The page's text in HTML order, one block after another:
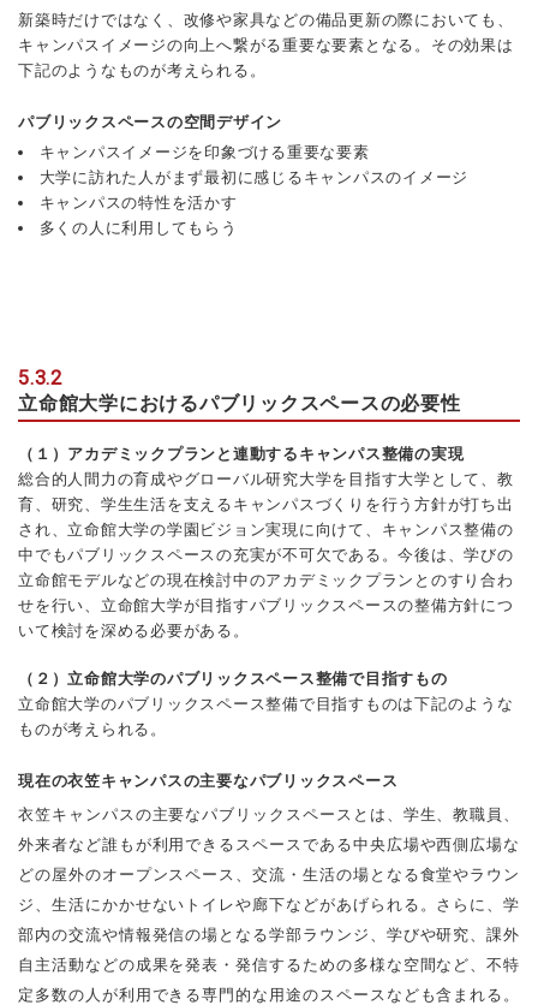
新築時だけではなく、改修や家具などの備品更新の際においても、
キャンパスイメージの向上へ繋がる重要な要素となる。その効果は
下記のようなものが考えられる。
パブリックスペースの空間デザイン
キャンパスイメージを印象づける重要な要素
大学に訪れた人がまず最初に感じるキャンパスのイメージ
キャンパスの特性を活かす
多くの人に利用してもらう
5.3.2
立命館大学におけるパブリックスペースの必要性
（１）アカデミックプランと連動するキャンパス整備の実現
総合的人間力の育成やグローバル研究大学を目指す大学として、教
育、研究、学生生活を支えるキャンパスづくりを行う方針が打ち出
され、立命館大学の学園ビジョン実現に向けて、キャンパス整備の
中でもパブリックスペースの充実が不可欠である。今後は、学びの
立命館モデルなどの現在検討中のアカデミックプランとのすり合わ
せを行い、立命館大学が目指すパブリックスペースの整備方針につ
いて検討を深める必要がある。
（２）立命館大学のパブリックスペース整備で目指すもの
立命館大学のパブリックスペース整備で目指すものは下記のような
ものが考えられる。
現在の衣笠キャンパスの主要なパブリックスペース
衣笠キャンパスの主要なパブリックスペースとは、学生、教職員、
外来者など誰もが利用できるスペースである中央広場や西側広場な
どの屋外のオープンスペース、交流・生活の場となる食堂やラウン
ジ、生活にかかせないトイレや廊下などがあげられる。さらに、学
部内の交流や情報発信の場となる学部ラウンジ、学びや研究、課外
自主活動などの成果を発表・発信するための多様な空間など、不特
定多数の人が利用できる専門的な用途のスペースなども含まれる。